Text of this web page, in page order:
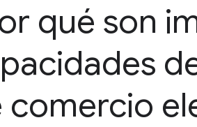
qué son
comercio